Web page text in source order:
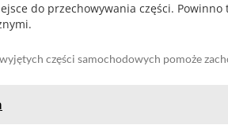
do przechowywania części.
części samochodowych pomoże